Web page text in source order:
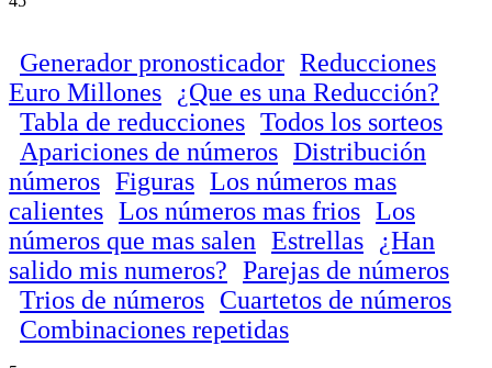
Generador pronosticador Reducciones
Euro Millones
¿Que es una Reducción?
Tabla de reducciones Todos los sorteos
Apariciones de números Distribución
números Figuras Los números mas
calientes Los números mas frios Los
números que mas salen Estrellas
¿Han
salido mis numeros? Parejas de números
Trios de números Cuartetos de números
Combinaciones repetidas